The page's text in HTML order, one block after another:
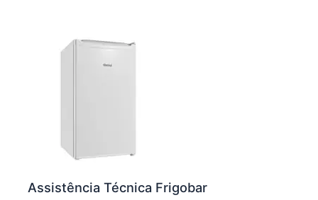
Assistência Técnica Frigobar